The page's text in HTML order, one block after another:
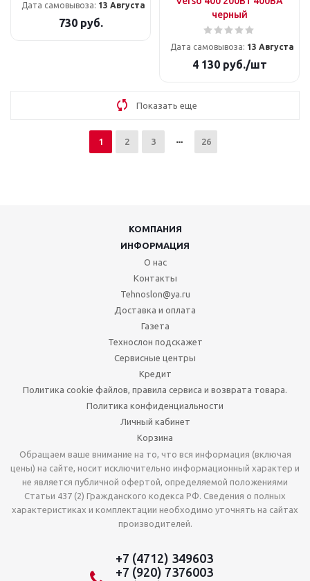
Дата самовывоза: 13 Августа
730руб.
черный
Дата самовывоза: 13 Августа
4 130руб./шт
Показать еще
1 2 3 26
КОМПАНИЯ
ИНФОРМАЦИЯ
О нас
Контакты
Tehnoslon@ya.ru
Доставка и оплата
Газета
Технослон подскажет
Сервисные центры
Кредит
Политика cookie файлов, правила сервиса и возврата товара.
Политика конфиденциальности
Личный кабинет
Корзина
Обращаем ваше внимание на то, что вся информация (включая
цены) на сайте, носит исключительно информационный характер и
не является публичной офертой, определяемой положениями
Статьи 437 (2) Гражданского кодекса РФ. Сведения о полных
характеристиках и комплектации необходимо уточнять на сайтах
производителей.
+7 (4712) 349603
+7 (920) 7376003